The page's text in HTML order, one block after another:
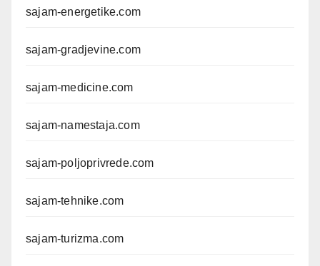
sajam-energetike.com
sajam-gradjevine.com
sajam-medicine.com
sajam-namestaja.com
sajam-poljoprivrede.com
sajam-tehnike.com
sajam-turizma.com